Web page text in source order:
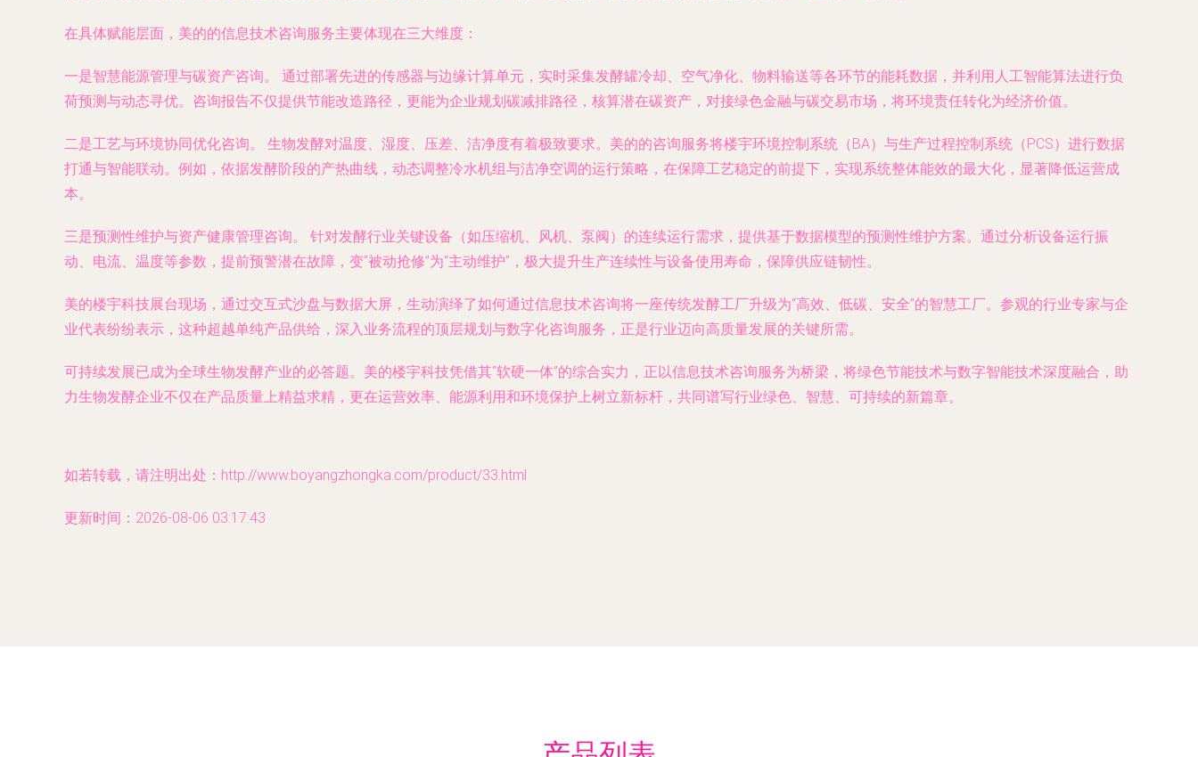
在具体赋能层面，美的的信息技术咨询服务主要体现在三大维度：
一是智慧能源管理与碳资产咨询。
通过部署先进的传感器与边缘计算单元，实时采集发酵罐冷却、空气净化、物料输送等各环节的能耗数据，并利用人工智能算法进行负
荷预测与动态寻优。咨询报告不仅提供节能改造路径，更能为企业规划碳减排路径，核算潜在碳资产，对接绿色金融与碳交易市场，将环境责任转化为经济价值。
二是工艺与环境协同优化咨询。
生物发酵对温度、湿度、压差、洁净度有着极致要求。美的的咨询服务将楼宇环境控制系统（BA）与生产过程控制系统（PCS）进行数据
打通与智能联动。例如，依据发酵阶段的产热曲线，动态调整冷水机组与洁净空调的运行策略，在保障工艺稳定的前提下，实现系统整体能效的最大化，显著降低运营成
本。
三是预测性维护与资产健康管理咨询。
针对发酵行业关键设备（如压缩机、风机、泵阀）的连续运行需求，提供基于数据模型的预测性维护方案。通过分析设备运行振
动、电流、温度等参数，提前预警潜在故障，变“被动抢修”为“主动维护”，极大提升生产连续性与设备使用寿命，保障供应链韧性。
美的楼宇科技展台现场，通过交互式沙盘与数据大屏，生动演绎了如何通过信息技术咨询将一座传统发酵工厂升级为“高效、低碳、安全”的智慧工厂。参观的行业专家与企
业代表纷纷表示，这种超越单纯产品供给，深入业务流程的顶层规划与数字化咨询服务，正是行业迈向高质量发展的关键所需。
可持续发展已成为全球生物发酵产业的必答题。美的楼宇科技凭借其“软硬一体”的综合实力，正以信息技术咨询服务为桥梁，将绿色节能技术与数字智能技术深度融合，助
力生物发酵企业不仅在产品质量上精益求精，更在运营效率、能源利用和环境保护上树立新标杆，共同谱写行业绿色、智慧、可持续的新篇章。
如若转载，请注明出处：http://www.boyangzhongka.com/product/33.html
更新时间：2026-08-06 03:17:43